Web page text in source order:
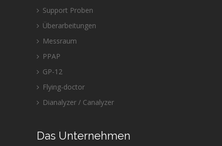
Support Proben
Überarbeitungen
Messraum
PPAP
GP-12
Flying-doctor
Dianalyzer / Canalyzer
Das Unternehmen